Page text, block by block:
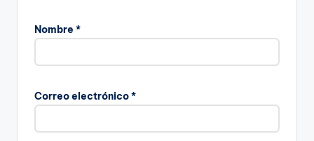
Nombre *
Correo electrónico*